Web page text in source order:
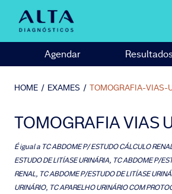
Agendar
HOME / EXAMES / TOMOGRAFIA-VIAS-
TOMOGRAFIA VIAS
É igual a TC ABDOME P/ ESTUDO CÁLCULO
ESTUDO DE LITÍASE URINÁRIA, TC ABDOME P/
RENAL, TC ABDOME P/ESTUDO DE LITÍASE
URINÁRIO, TC APARELHO URINÁRIO COM